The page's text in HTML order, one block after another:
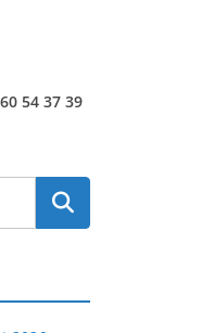
54 37 39